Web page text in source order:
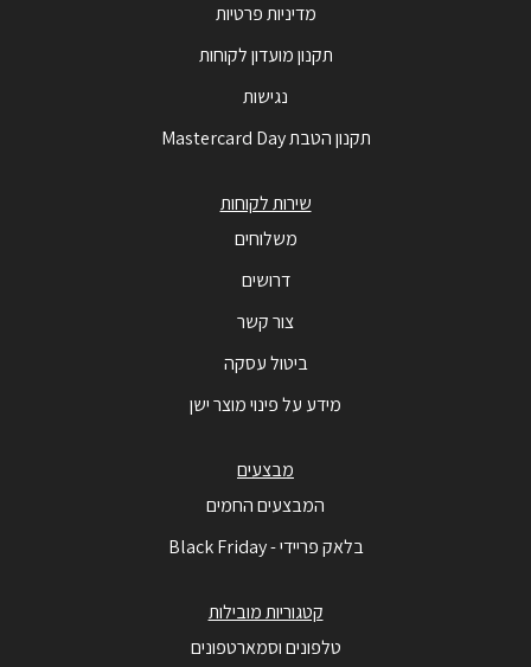
מדיניות פרטיות
תקנון מועדון לקוחות
נגישות
תקנון הטבת Mastercard Day
שירות לקוחות
משלוחים
דרושים
צור קשר
ביטול עסקה
מידע על פינוי מוצר ישן
מבצעים
המבצעים החמים
בלאק פריידי - Black Friday
קטגוריות מובילות
טלפונים וסמארטפונים